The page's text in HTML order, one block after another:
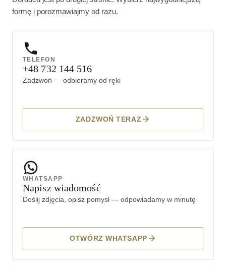
formę i porozmawiajmy od razu.
TELEFON
+48 732 144 516
Zadzwoń — odbieramy od ręki
ZADZWOŃ TERAZ
WHATSAPP
Napisz wiadomość
Doślij zdjęcia, opisz pomysł — odpowiadamy w minutę
OTWÓRZ WHATSAPP